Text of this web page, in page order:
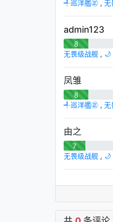
╃巡洋艦㊣ , 无
admin123
8
无畏级战舰 , 🌙
凤雏
8
╃巡洋艦㊣ , 无
由之
7
无畏级战舰 , 🌙